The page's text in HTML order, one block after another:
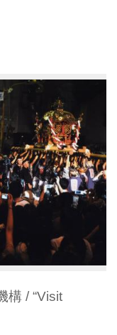
構 / “Visit